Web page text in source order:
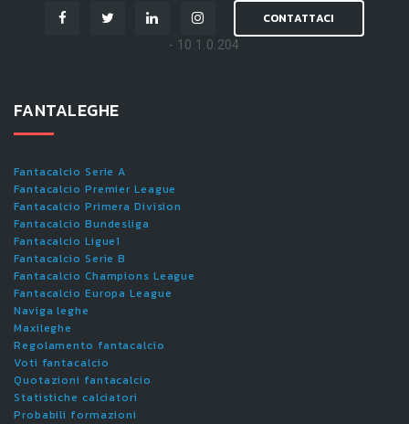
CONTATTACI
- 10.1.0.204
FANTALEGHE
Fantacalcio Serie A
Fantacalcio Premier League
Fantacalcio Primera Division
Fantacalcio Bundesliga
Fantacalcio Ligue1
Fantacalcio Serie B
Fantacalcio Champions League
Fantacalcio Europa League
Naviga leghe
Maxileghe
Regolamento fantacalcio
Voti fantacalcio
Quotazioni fantacalcio
Statistiche calciatori
Probabili formazioni